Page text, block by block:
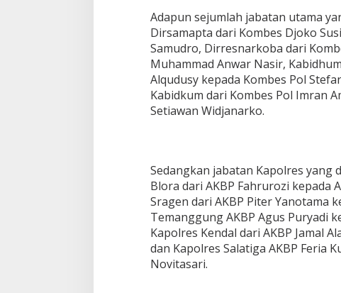
Adapun sejumlah jabatan utama
Dirsamapta dari Kombes Djoko
Samudro, Dirresnarkoba dari
Muhammad Anwar Nasir,
Alqudusy kepada Kombes Pol
Kabidkum dari Kombes Pol Imran
Setiawan Widjanarko.
Sedangkan jabatan Kapolres yang
Blora dari AKBP Fahrurozi kepada
Sragen dari AKBP Piter Yanotama
Temanggung AKBP Agus Puryadi
Kapolres Kendal dari AKBP Jamal
dan Kapolres Salatiga AKBP Feria
Novitasari.